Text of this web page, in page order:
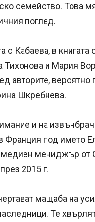
семейство. Това
поглед.
с Кабаева, в
Тихонова и Мария
авторите,
Шкребнева.
и на
Франция под името
мениджър от
2015 г.
мащаба на
Те